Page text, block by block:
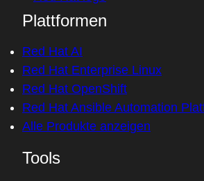
Plattformen
Red Hat AI
Red Hat Enterprise Linux
Red Hat OpenShift
Red Hat Ansible Automation
Alle Produkte anzeigen
Tools